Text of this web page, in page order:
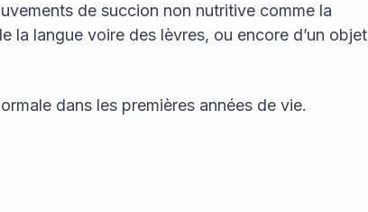
de succion non nutritive comme la
la langue voire des lèvres, ou encore d’un objet
dans les premières années de vie.